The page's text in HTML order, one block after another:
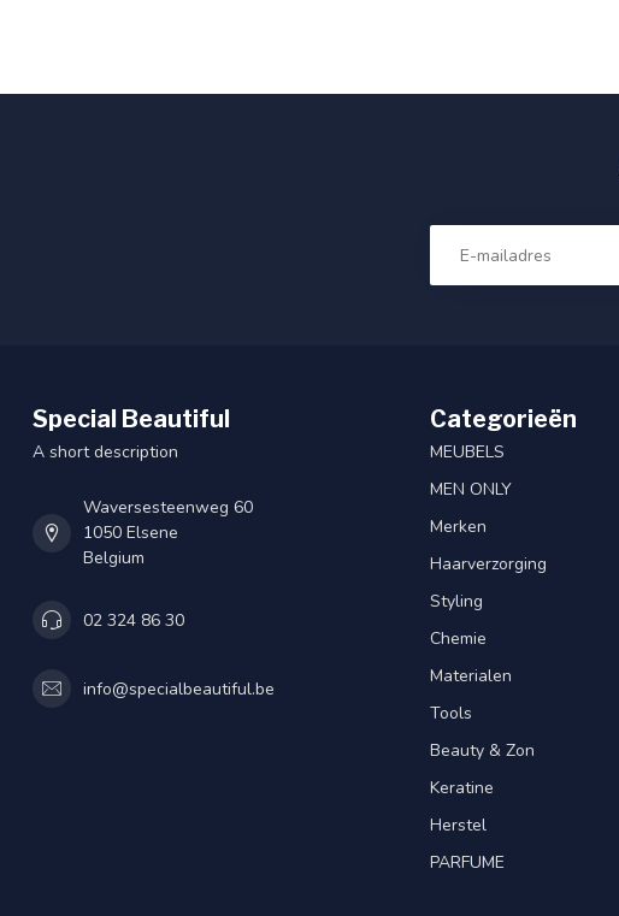
Special Beautiful
A short description
Waversesteenweg 60
1050 Elsene
Belgium
02 324 86 30
info@specialbeautiful.be
Categorieën
MEUBELS
MEN ONLY
Merken
Haarverzorging
Styling
Chemie
Materialen
Tools
Beauty & Zon
Keratine
Herstel
PARFUME